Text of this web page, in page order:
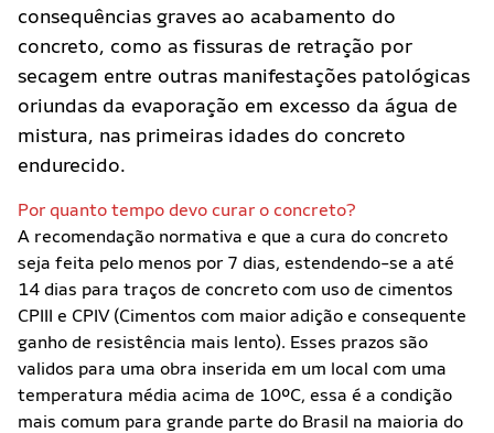
consequências graves ao acabamento do
concreto, como as fissuras de retração por
secagem entre outras manifestações patológicas
oriundas da evaporação em excesso da água de
mistura, nas primeiras idades do concreto
endurecido.
Por quanto tempo devo curar o concreto?
A recomendação normativa e que a cura do concreto
seja feita pelo menos por 7 dias, estendendo-se a até
14 dias para traços de concreto com uso de cimentos
CPIII e CPIV (Cimentos com maior adição e consequente
ganho de resistência mais lento). Esses prazos são
validos para uma obra inserida em um local com uma
temperatura média acima de 10ºC, essa é a condição
mais comum para grande parte do Brasil na maioria do